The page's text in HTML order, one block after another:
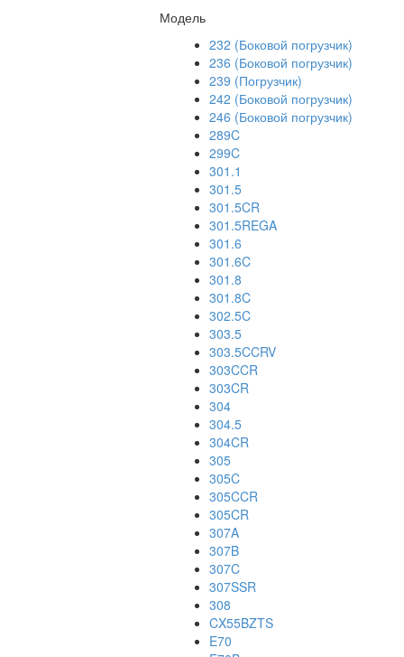
Модель
232 (Боковой погрузчик)
236 (Боковой погрузчик)
239 (Погрузчик)
242 (Боковой погрузчик)
246 (Боковой погрузчик)
289C
299C
301.1
301.5
301.5CR
301.5REGA
301.6
301.6C
301.8
301.8C
302.5C
303.5
303.5CCRV
303CCR
303CR
304
304.5
304CR
305
305C
305CCR
305CR
307A
307B
307C
307SSR
308
CX55BZTS
E70